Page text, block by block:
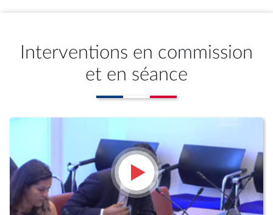
Interventions en commission
et en séance